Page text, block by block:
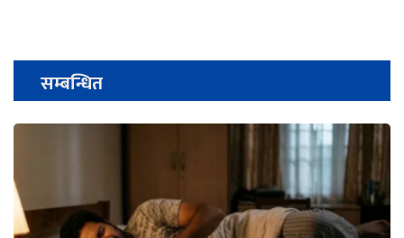
सम्बन्धित